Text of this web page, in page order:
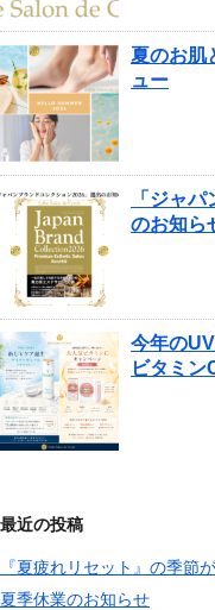
夏のお肌
ュー
「ジャ
のお知ら
今年の
ビタミン
最近の投稿
『夏疲れリセット』の季節
夏季休業のお知らせ